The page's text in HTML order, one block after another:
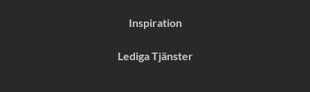
Inspiration
Lediga Tjänster